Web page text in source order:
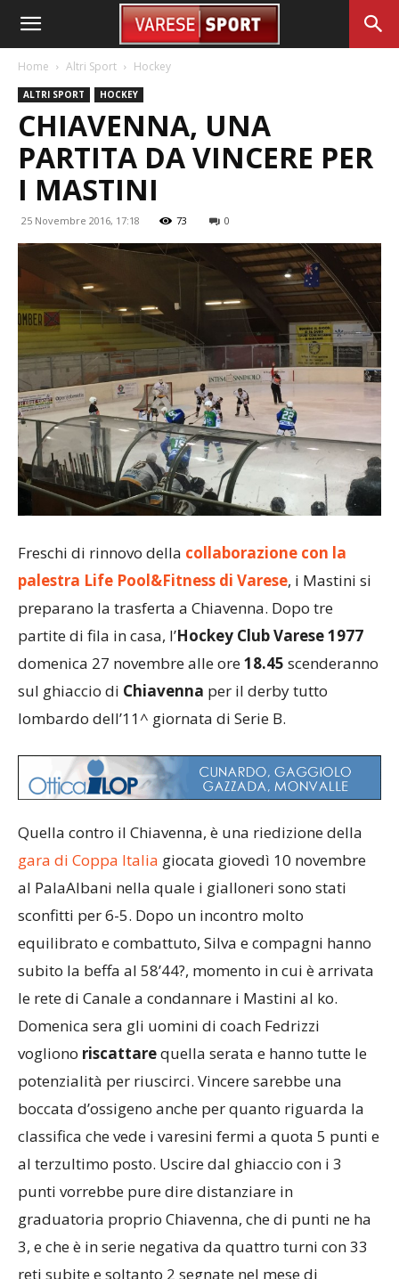
Home Altri Sport Hockey
ALTRI SPORT HOCKEY
CHIAVENNA, UNA
PARTITA DA VINCERE PER
I MASTINI
25 Novembre 2016, 17:18 73 0
Freschi di rinnovo della collaborazione con la
palestra Life Pool&Fitness di Varese, i Mastini si
preparano la trasferta a Chiavenna. Dopo tre
partite di fila in casa, l’Hockey Club Varese 1977
domenica 27 novembre alle ore18.45 scenderanno
sul ghiaccio di Chiavenna per il derby tutto
lombardo dell’11^ giornata di Serie B.
Quella contro il Chiavenna, è una riedizione della
gara di Coppa Italia giocata giovedì 10 novembre
al PalaAlbani nella quale i gialloneri sono stati
sconfitti per 6-5. Dopo un incontro molto
equilibrato e combattuto, Silva e compagni hanno
subito la beffa al 58’44?, momento in cui è arrivata
le rete di Canale a condannare i Mastini al ko.
Domenica sera gli uomini di coach Fedrizzi
vogliono riscattarequella serata e hanno tutte le
potenzialità per riuscirci. Vincere sarebbe una
boccata d’ossigeno anche per quanto riguarda la
classifica che vede i varesini fermi a quota 5 punti e
al terzultimo posto. Uscire dal ghiaccio con i 3
punti vorrebbe pure dire distanziare in
graduatoria proprio Chiavenna, che di punti ne ha
3, e che è in serie negativa da quattro turni con 33
reti subite e soltanto 2 segnate nel mese di